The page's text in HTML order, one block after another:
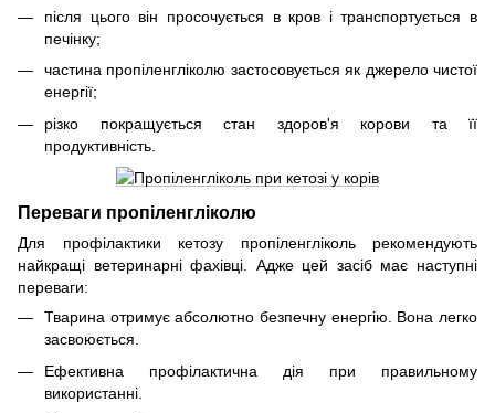
після цього він просочується в кров і транспортується в
печінку;
частина пропіленгліколю застосовується як джерело чистої
енергії;
різко покращується стан здоров'я корови та її
продуктивність.
Переваги пропіленгліколю
Для профілактики кетозу пропіленгліколь рекомендують
найкращі ветеринарні фахівці. Адже цей засіб має наступні
переваги:
Тварина отримує абсолютно безпечну енергію. Вона легко
засвоюється.
Ефективна профілактична дія при правильному
використанні.